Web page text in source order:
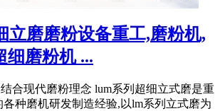
立磨磨粉设备重工,磨粉机,
细磨粉机 ...
合现代磨粉理念 lum系列超细立式磨是重
各种磨机研发制造经验,以lm系列立式磨为